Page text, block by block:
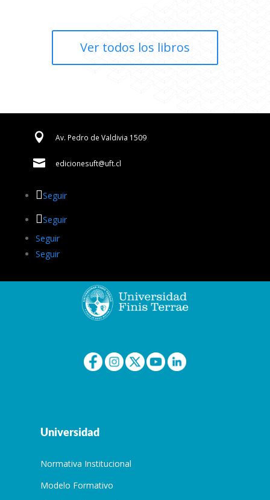
Ver todos los libros
 Av. Pedro de Valdivia 1509
 edicionesuft@uft.cl
Seguir
Seguir
Seguir
Seguir
Universidad
Normativa Institucional
Modelo Formativo